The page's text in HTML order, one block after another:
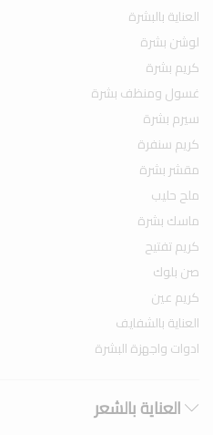
العناية بالبشرة
لوشن بشرة
كريم بشرة
غسول ومنظف بشرة
سيرم بشرة
كريم سنفرة
مقشر بشرة
ملح حليب
ماسك بشرة
كريم تفتيح
صن بلوك
كريم عين
العناية بالشفايف
ادوات واجهزة البشرة
العناية بالشعر